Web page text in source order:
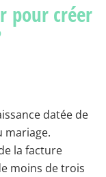
pour créer
datée de
mariage.
la facture
moins de trois